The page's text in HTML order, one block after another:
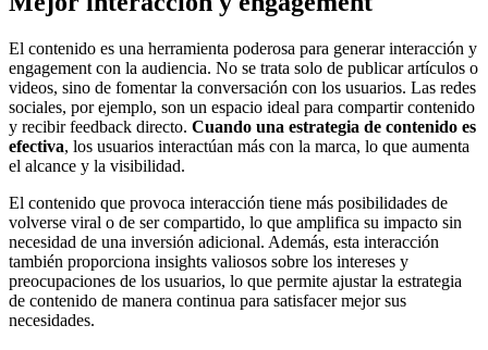
El contenido es una herramienta poderosa para generar interacción y
engagement con la audiencia. No se trata solo de publicar artículos o
videos, sino de fomentar la conversación con los usuarios. Las redes
sociales, por ejemplo, son un espacio ideal para compartir contenido
y recibir feedback directo. Cuando una estrategia de contenido es
efectiva, los usuarios interactúan más con la marca, lo que aumenta
el alcance y la visibilidad.
El contenido que provoca interacción tiene más posibilidades de
volverse viral o de ser compartido, lo que amplifica su impacto sin
necesidad de una inversión adicional. Además, esta interacción
también proporciona insights valiosos sobre los intereses y
preocupaciones de los usuarios, lo que permite ajustar la estrategia
de contenido de manera continua para satisfacer mejor sus
necesidades.